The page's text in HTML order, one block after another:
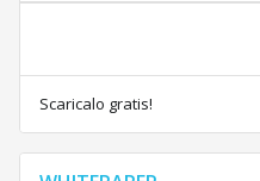
Scaricalo gratis!